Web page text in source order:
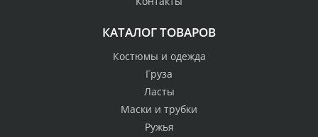
КАТАЛОГ ТОВАРОВ
Костюмы и одежда
Груза
Ласты
Маски и трубки
Ружья